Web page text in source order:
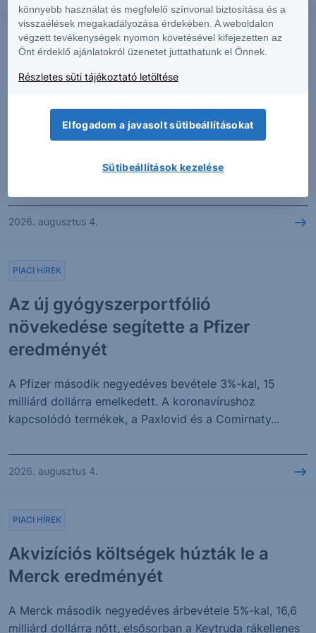
Visszatért a növekedés a
PIACI HÍREK
A McDonald's második negyedéves számai enyhe, de
milliárd dollárra nőtt, míg a...
2026. augusztus 4.
Az új gyógyszerportfólió
növekedése segítette a Pfizer
eredményét
PIACI HÍREK
A Pfizer második negyedéves bevétele 3%-kal, 15
milliárd dollárra emelkedett. A koronavírushoz
kapcsolódó termékek, a Paxlovid és a Comirnaty...
2026. augusztus 4.
Akvizíciós költségek húzták le a
Merck eredményét
PIACI HÍREK
A Merck második negyedéves árbevétele 5%-kal, 16,6
milliárd dollárra nőtt, elsősorban a Keytruda rákellenes
könnyebb használat és megfelelő színvonal biztosítása és a
visszaélések megakadályozása érdekében. A weboldalon
végzett tevékenységek nyomon követésével kifejezetten az
Önt érdeklő ajánlatokról üzenetet juttathatunk el Önnek.
Részletes süti tájékoztató letöltése
Elfogadom a javasolt sütibeállításokat
Sütibeállítások kezelése